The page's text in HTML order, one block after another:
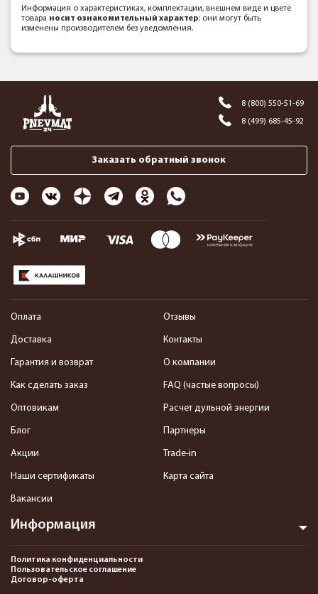
Информация о характеристиках, комплектации, внешнем виде и цвете
товара носит ознакомительный характер; они могут быть
изменены производителем без уведомления.
8 (800) 550-51-69
8 (499) 685-45-92
Заказать обратный звонок
Информация
Оплата
Доставка
Гарантия и возврат
Как сделать заказ
Оптовикам
Блог
Акции
Наши сертификаты
Вакансии
Отзывы
Контакты
О компании
FAQ (частые вопросы)
Расчет дульной энергии
Партнеры
Trade-in
Карта сайта
Политика конфиденциальности
Пользовательское соглашение
Договор-оферта